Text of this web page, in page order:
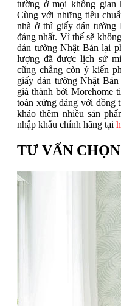
tường ở mọi không gian
Cùng với những tiêu
nhà ở thì giấy dán
đáng nhất. Vì thế sẽ
dán tường Nhật Bản lại
lượng đã được lịch sử
cũng chẳng còn ý kiến
giấy dán tường Nhật
giá thành bởi Morehome
toàn xứng đáng với đồng
khảo thêm nhiều sản
nhập khẩu chính hãng tại
TƯ VẤN